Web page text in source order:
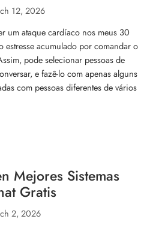
12, 2026
um ataque cardíaco nos meus 30
estresse acumulado por comandar o
pode selecionar pessoas de
e fazê-lo com apenas alguns
com pessoas diferentes de vários
Mejores Sistemas
Gratis
2, 2026